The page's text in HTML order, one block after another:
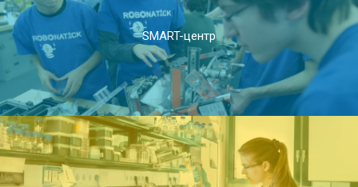
SMART-центр